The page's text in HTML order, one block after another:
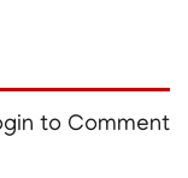
to Comment